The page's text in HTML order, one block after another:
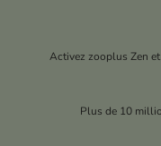
Activez zooplus Zen
Plus de 10